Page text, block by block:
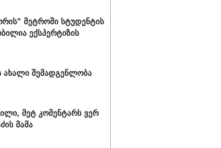
მეტროში სტუდენტის
ექსპერტიზის
ახალი შემადგენლობა
მეტ კომენტარს ვერ
მამა